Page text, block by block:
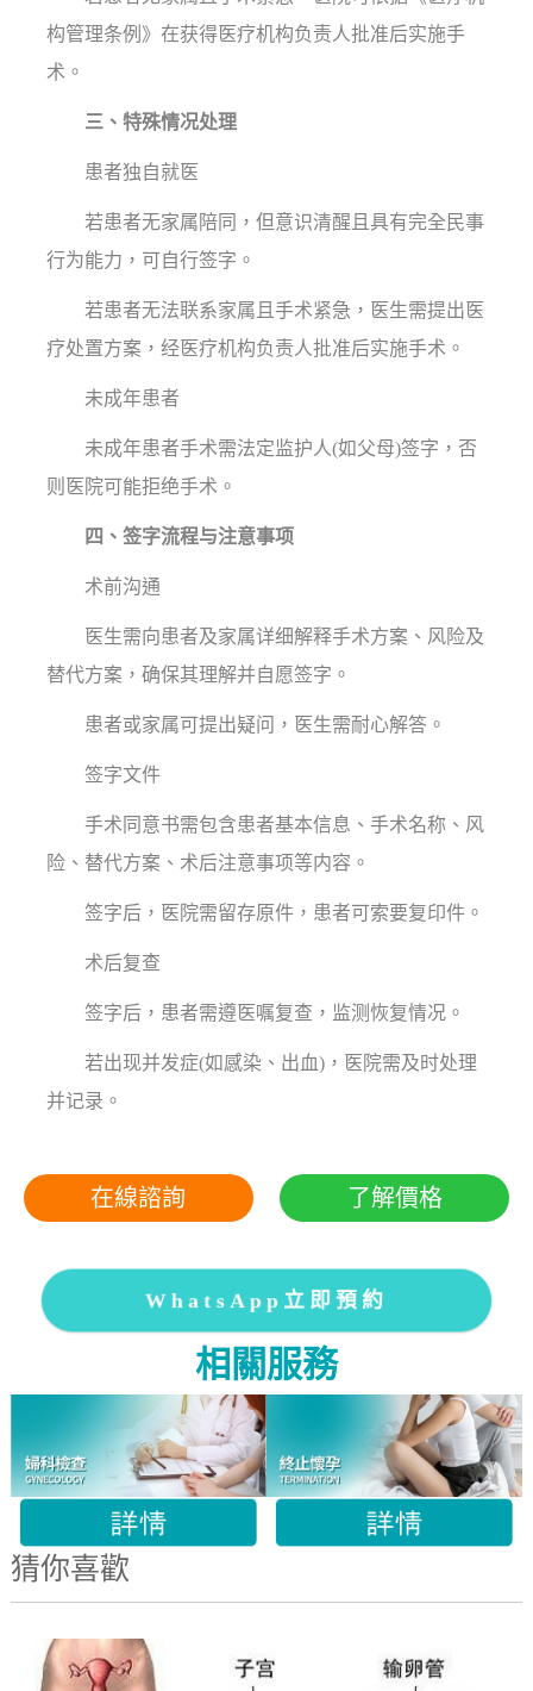
构管理条例》在获得医疗机构负责人批准后实施手
术。
三、特殊情况处理
患者独自就医
若患者无家属陪同，但意识清醒且具有完全民事
行为能力，可自行签字。
若患者无法联系家属且手术紧急，医生需提出医
疗处置方案，经医疗机构负责人批准后实施手术。
未成年患者
未成年患者手术需法定监护人(如父母)签字，否
则医院可能拒绝手术。
四、签字流程与注意事项
术前沟通
医生需向患者及家属详细解释手术方案、风险及
替代方案，确保其理解并自愿签字。
患者或家属可提出疑问，医生需耐心解答。
签字文件
手术同意书需包含患者基本信息、手术名称、风
险、替代方案、术后注意事项等内容。
签字后，医院需留存原件，患者可索要复印件。
术后复查
签字后，患者需遵医嘱复查，监测恢复情况。
若出现并发症(如感染、出血)，医院需及时处理
并记录。
在線諮詢 了解價格
WhatsApp立即預約
相關服務
猜你喜歡